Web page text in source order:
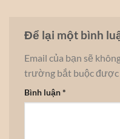
Để lại một bình
Email của bạn sẽ
trường bắt buộc được
Bình luận*